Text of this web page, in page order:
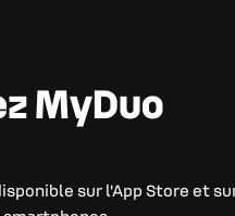
MyDuo
sur l'App Store et